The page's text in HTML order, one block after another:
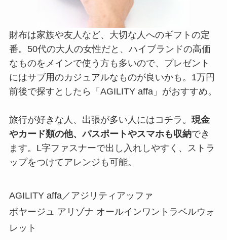
財布は家族や友人など、大切な人へのギフトの定
番。50代の大人の女性だと、ハイブランドの高価
なものをメインで使う方も多いので、プレゼント
にはサブ用のカジュアルなものが良いかも。1万円
前後で探すとしたら「AGILITY affa」がおすすめ。
旅行が好きな人、出張が多い人にはコチラ。 現金
やカード類の他、パスポートやスマホも収納でき
ます。L字ファスナーで出し入れしやすく、ストラ
ップをつけてアレンジも可能。
AGILITY affa／アジリティアッファ
ボヤージュ アリゾナ オールインワントラベルウォ
レット